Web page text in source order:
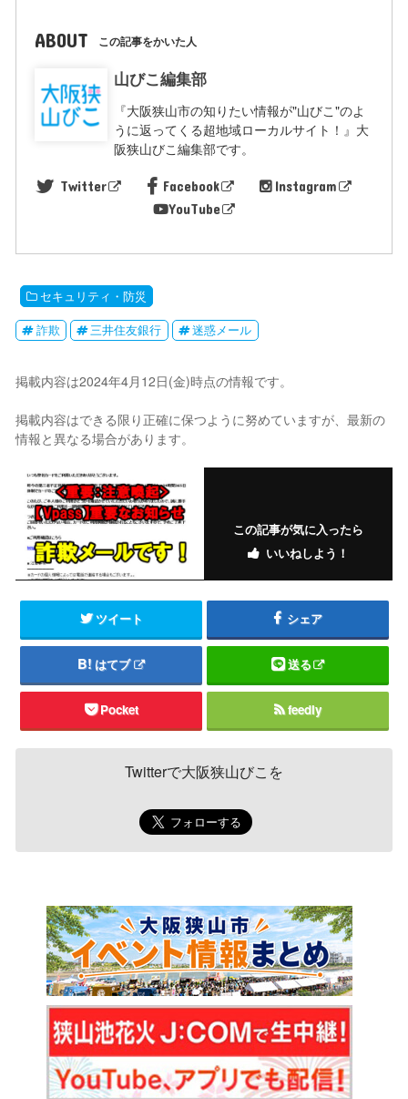
ABOUT この記事をかいた人
山びこ編集部
『大阪狭山市の知りたい情報が"山びこ"のよ
うに返ってくる超地域ローカルサイト！』大
阪狭山びこ編集部です。
Twitter Facebook
Instagram
YouTube
セキュリティ・防災
詐欺 三井住友銀行 迷惑メール
掲載内容は2024年4月12日(金)時点の情報です。
掲載内容はできる限り正確に保つように努めていますが、最新の
情報と異なる場合があります。
この記事が気に入ったら
いいねしよう！
ツイート シェア
はてブ 送る
Pocket feedly
Twitterで大阪狭山びこを